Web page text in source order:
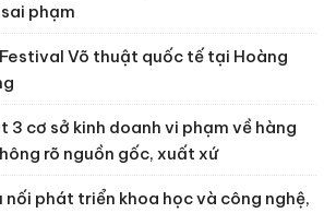
phạm
Võ thuật quốc tế tại Hoàng
3 cơ sở kinh doanh vi phạm về hàng
rõ nguồn gốc, xuất xứ
phát triển khoa học và công nghệ,